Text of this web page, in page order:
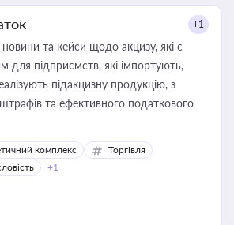
+1
та кейси щодо акцизу, які є
для підприємств, які імпортують,
підакцизну продукцію, з
та ефективного податкового
комплекс
Торгівля
+1